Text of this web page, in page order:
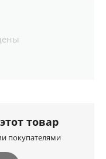
товар
покупателями